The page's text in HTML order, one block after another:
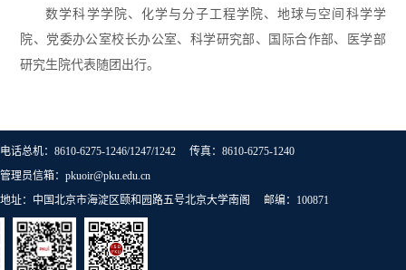
数学科学学院、化学与分子工程学院、地球与空间科学学
院、党委办公室校长办公室、科学研究部、国际合作部、医学部
研究生院代表随团出行。
电话总机：8610-6275-1246/1247/1242 传真：8610-6275-1240
管理员信箱：pkuoir@pku.edu.cn
地址：中国北京市海淀区颐和园路五号北京大学南阁 邮编：100871